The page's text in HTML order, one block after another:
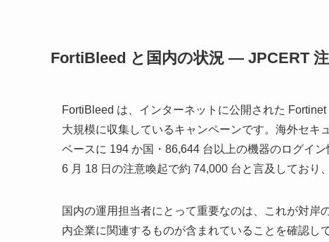
FortiBleed と国内の状況 — JPCERT
FortiBleed は、インターネットに公開された
大規模に収集しているキャンペーンです。海外セキ
ベースに 194 か国・86,644 台以上の機器のログイ
6 月 18 日の注意喚起で約 74,000 台と言及しており
国内の運用担当者にとって重要なのは、これが対
内企業に関連するものが含まれていることを確認し